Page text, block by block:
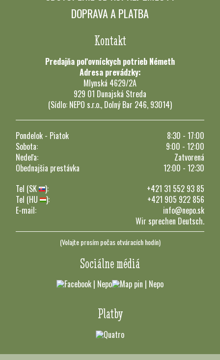
DOPRAVA A PLATBA
Kontakt
Predajňa poľovníckych potrieb Németh
Adresa prevádzky:
Mlynská 4629/2A
929 01 Dunajská Streda
(Sídlo: NEPO s.r.o., Dolný Bar 246, 93014)
Pondelok - Piatok
8:30 - 17:00
Sobota:
9:00 - 12:00
Nedeľa:
Zatvorená
Obednajšia prestávka
12:00 - 12:30
Tel (SK
):
+421 31 552 93 85
Tel (HU
):
+421 905 922 856
E-mail:
info@nepo.sk
Wir sprechen Deutsch.
(Volajte prosím počas otváracích hodín)
Sociálne médiá
Platby